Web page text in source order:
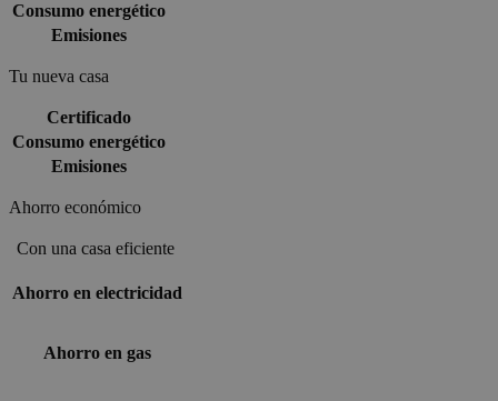
Consumo energético
Emisiones
Tu nueva casa
Certificado
Consumo energético
Emisiones
Ahorro económico
Con una casa eficiente
Ahorro en electricidad
Ahorro en gas